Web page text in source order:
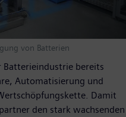
von Batterien
Batterieindustrie bereits
Automatisierung und
Damit
den stark wachsenden